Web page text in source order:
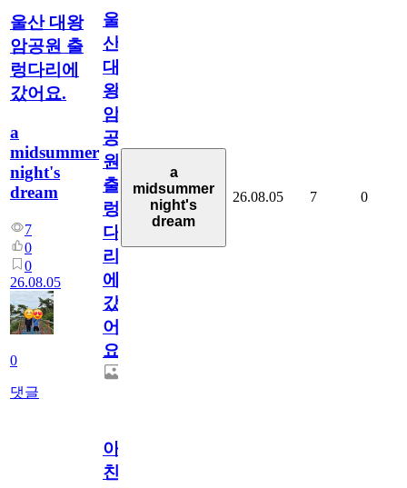
울산 대왕
암공원 출
렁다리에
갔어요.
a
midsummer
night's
dream
7
0
0
26.08.05
0
댓글
울
산
대
왕
암
공
원
출
렁
다
리
에
갔
어
요.
a
midsummer
night's
dream
26.08.05 7 0
아.
친